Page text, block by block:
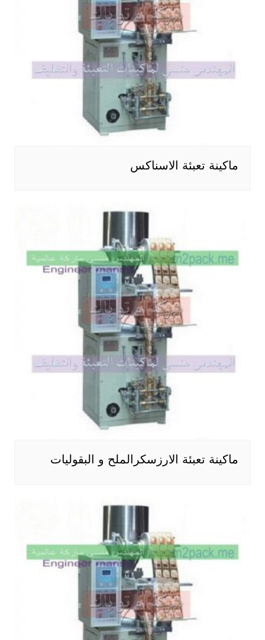
ماكينة تعبئة الاسناكس
ماكينة تعبئة الارزسكرالملح و البقوليات